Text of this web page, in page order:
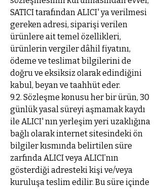
SATICI tarafından ALICI' ya verilmesi
gereken adresi, siparişi verilen
ürünlere ait temel özellikleri,
ürünlerin vergiler dâhil fiyatını,
ödeme ve teslimat bilgilerini de
doğru ve eksiksiz olarak edindiğini
kabul, beyan ve taahhüt eder.
9.2. Sözleşme konusu her bir ürün, 30
günlük yasal süreyi aşmamak kaydı
ile ALICI' nın yerleşim yeri uzaklığına
bağlı olarak internet sitesindeki ön
bilgiler kısmında belirtilen süre
zarfında ALICI veya ALICI’nın
gösterdiği adresteki kişi ve/veya
kuruluşa teslim edilir. Bu süre içinde